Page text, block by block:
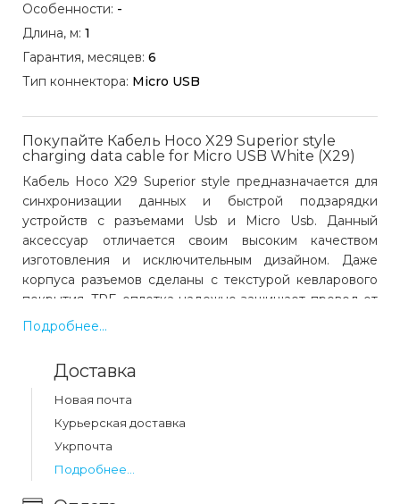
Особенности: -
Длина, м: 1
Гарантия, месяцев: 6
Тип коннектора: Micro USB
Покупайте Кабель Hoco X29 Superior style
charging data cable for Micro USB White (X29)
Кабель Hoco X29 Superior style предназначается для
синхронизации данных и быстрой подзарядки
устройств с разъемами Usb и Micro Usb. Данный
аксессуар отличается своим высоким качеством
изготовления и исключительным дизайном. Даже
корпуса разъемов сделаны с текстурой кевларового
покрытия. TPE оплетка надежно защищает провод от
повреждений во время эксплуатации.
Производителем заявлена поддержка максимальной
комбинированную расцветку.
Какая цена на кабель hoco x29 superior style
charging data cable for micro usb white (x29)?
Цена на кабель hoco x29 superior style charging data
Подробнее...
Доставка
Новая почта
Курьерская доставка
Укрпочта
Подробнее...